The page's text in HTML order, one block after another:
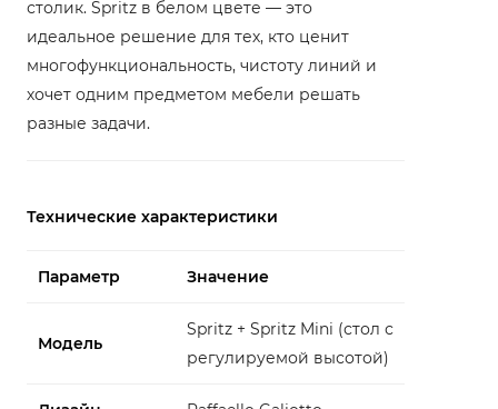
столик. Spritz в белом цвете — это
идеальное решение для тех, кто ценит
многофункциональность, чистоту линий и
хочет одним предметом мебели решать
разные задачи.
Технические характеристики
Параметр Значение
Модель
Spritz + Spritz Mini (стол с
регулируемой высотой)